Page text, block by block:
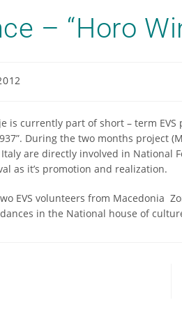
– “Horo
is currently part of short – term
During the two months project
are directly involved in National
as it’s promotion and realization.
EVS volunteers from Macedonia
in the National house of